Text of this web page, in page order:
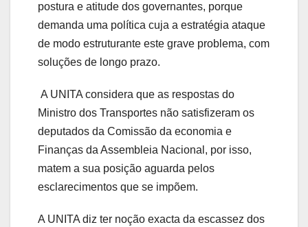
postura e atitude dos governantes, porque
demanda uma política cuja a estratégia ataque
de modo estruturante este grave problema, com
soluções de longo prazo.
A UNITA considera que as respostas do
Ministro dos Transportes não satisfizeram os
deputados da Comissão da economia e
Finanças da Assembleia Nacional, por isso,
matem a sua posição aguarda pelos
esclarecimentos que se impõem.
A UNITA diz ter noção exacta da escassez dos